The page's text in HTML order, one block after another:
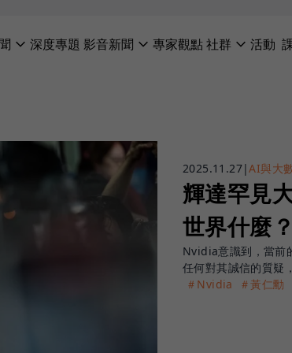
深度專題 影音新聞 專家觀點社群 活動
2025.11.27|AI與大
輝達罕見
世界什麼
Nvidia意識到，當前
任何對其誠信的質疑
＃Nvidia
＃黃仁勳